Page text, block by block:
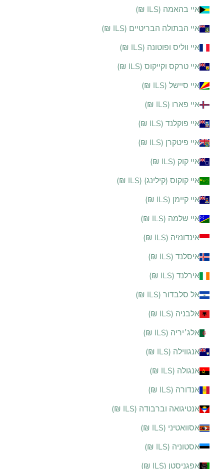
איי בהאמה (ILS ₪)
איי הבתולה הבריטיים (ILS ₪)
איי ווליס ופוטונה (ILS ₪)
איי טרקס וקייקוס (ILS ₪)
איי סיישל (ILS ₪)
איי פארו (ILS ₪)
איי פוקלנד (ILS ₪)
איי פיטקרן (ILS ₪)
איי קוק (ILS ₪)
איי קוקוס (קילינג) (ILS ₪)
איי קיימן (ILS ₪)
איי שלמה (ILS ₪)
אינדונזיה (ILS ₪)
איסלנד (ILS ₪)
אירלנד (ILS ₪)
אל סלבדור (ILS ₪)
אלבניה (ILS ₪)
אלג׳יריה (ILS ₪)
אנגווילה (ILS ₪)
אנגולה (ILS ₪)
אנדורה (ILS ₪)
אנטיגואה וברבודה (ILS ₪)
אסוואטיני (ILS ₪)
אסטוניה (ILS ₪)
אפגניסטן (ILS ₪)